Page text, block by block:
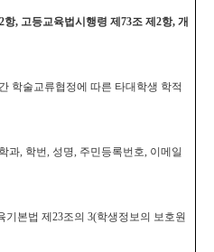
, 고등교육법시행령 제73조 제2항, 개
학술교류협정에 따른 타대학생 학적
과, 학번, 성명, 주민등록번호, 이메일
본법 제23조의 3(학생정보의 보호원